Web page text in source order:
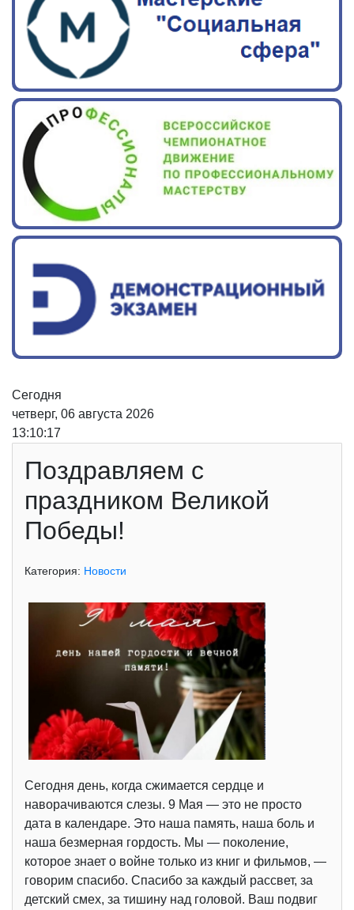
Сегодня
четверг, 06 августа 2026
13:10:17
Поздравляем с
праздником Великой
Победы!
Категория: Новости
Сегодня день, когда сжимается сердце и
наворачиваются слезы. 9 Мая — это не просто
дата в календаре. Это наша память, наша боль и
наша безмерная гордость. Мы — поколение,
которое знает о войне только из книг и фильмов, —
говорим спасибо. Спасибо за каждый рассвет, за
детский смех, за тишину над головой. Ваш подвиг